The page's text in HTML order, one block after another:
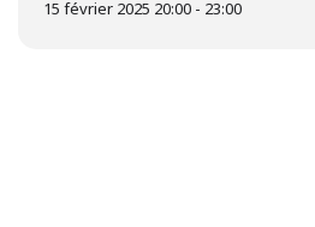
15 février 2025 20:00 - 23:00